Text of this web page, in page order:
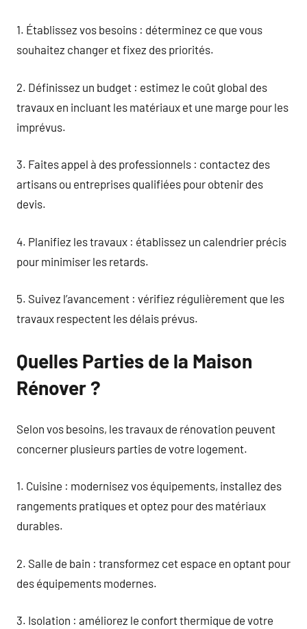
1. Établissez vos besoins : déterminez ce que vous
souhaitez changer et fixez des priorités.
2. Définissez un budget : estimez le coût global des
travaux en incluant les matériaux et une marge pour les
imprévus.
3. Faites appel à des professionnels : contactez des
artisans ou entreprises qualifiées pour obtenir des
devis.
4. Planifiez les travaux : établissez un calendrier précis
pour minimiser les retards.
5. Suivez l’avancement : vérifiez régulièrement que les
travaux respectent les délais prévus.
Quelles Parties de la Maison
Rénover ?
Selon vos besoins, les travaux de rénovation peuvent
concerner plusieurs parties de votre logement.
1. Cuisine : modernisez vos équipements, installez des
rangements pratiques et optez pour des matériaux
durables.
2. Salle de bain : transformez cet espace en optant pour
des équipements modernes.
3. Isolation : améliorez le confort thermique de votre